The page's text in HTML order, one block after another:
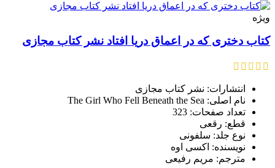
ویژه
کتاب دختری که در اعماق دریا افتاد نشر کتاب مجازی
انتشارات: نشر کتاب مجازی
نام اصلی: The Girl Who Fell Beneath the Sea
تعداد صفحات: 323
قطع: رقعی
نوع جلد: سلفونی
نویسنده: اکسی اوه
مترجم: مریم رفیعی